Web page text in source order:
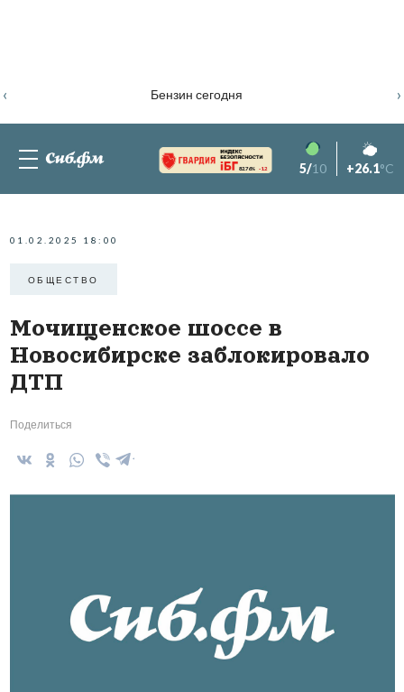
Бензин сегодня
‹ ›
82.76% -1.2 5/10 +26.1°C
01.02.2025 18:00
ОБЩЕСТВО
Мочищенское шоссе в
Новосибирске заблокировало
ДТП
Поделиться